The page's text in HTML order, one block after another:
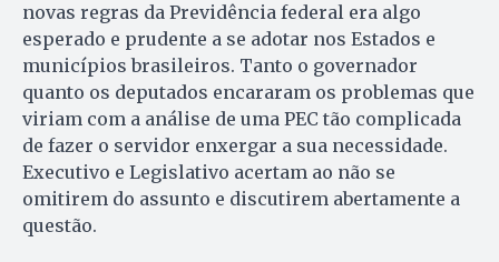
novas regras da Previdência federal era algo
esperado e prudente a se adotar nos Estados e
municípios brasileiros. Tanto o governador
quanto os deputados encararam os problemas que
viriam com a análise de uma PEC tão complicada
de fazer o servidor enxergar a sua necessidade.
Executivo e Le­gis­lativo acertam ao não se
omitirem do assunto e discutirem abertamente a
questão.